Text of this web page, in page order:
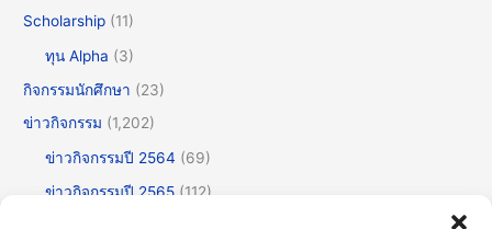
Scholarship (11)
ทุน Alpha (3)
กิจกรรมนักศึกษา (23)
ข่าวกิจกรรม (1,202)
ข่าวกิจกรรมปี 2564 (69)
ข่าวกิจกรรมปี 2565 (112)